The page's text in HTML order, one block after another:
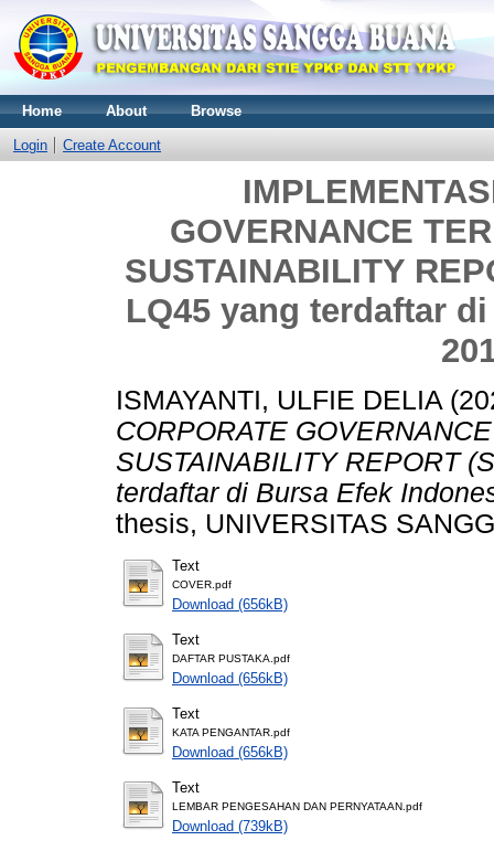
Home About Browse
Login Create Account
GOVERNANCE
SUSTAINABILITY
LQ45 yang terdaftar
ISMAYANTI, ULFIE DELIA
CORPORATE
SUSTAINABILITY REPORT
terdaftar di Bursa Efek
thesis, UNIVERSITAS
Text
COVER.pdf
Download (656kB)
Text
DAFTAR PUSTAKA.pdf
Download (656kB)
Text
KATA PENGANTAR.pdf
Download (656kB)
Text
LEMBAR PENGESAHAN DAN PERNYATAAN.pdf
Download (739kB)